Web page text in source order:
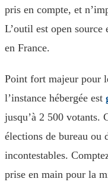
pris en compte, et
L’outil est open source
en France.
Point fort majeur pour
l’instance hébergée est
jusqu’à 2 500 votants.
élections de bureau ou
incontestables.
prise en main pour la